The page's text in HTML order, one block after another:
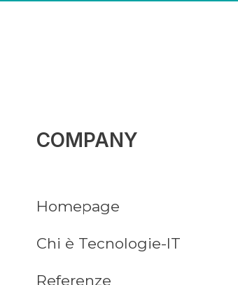
COMPANY
Homepage
Chi è Tecnologie-IT
Referenze